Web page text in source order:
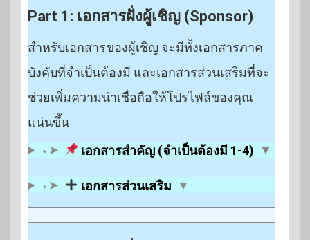
Part 1: เอกสารฝั่งผู้เชิญ (Sponsor)
สำหรับเอกสารของผู้เชิญ จะมีทั้งเอกสารภาค
บังคับที่จำเป็นต้องมี และเอกสารส่วนเสริมที่จะ
ช่วยเพิ่มความน่าเชื่อถือให้โปรไฟล์ของคุณ
แน่นขึ้น
⬩➤
เอกสารสำคัญ (จำเป็นต้องมี 1-4) ▼
⬩➤ เอกสารส่วนเสริม ▼